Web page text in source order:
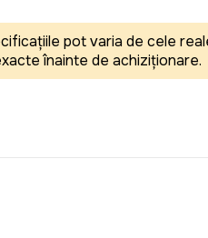
pot varia de cele
înainte de achiziționare.